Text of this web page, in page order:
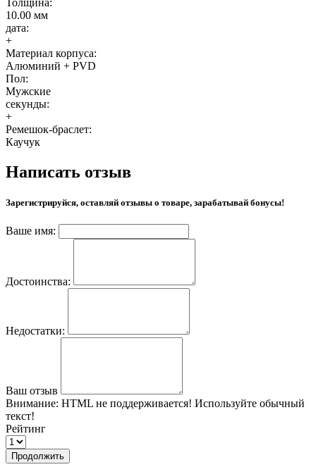
10.00 мм
дата:
+
Материал корпуса:
Алюминий + PVD
Пол:
Мужские
секунды:
+
Ремешок-браслет:
Каучук
Написать отзыв
Зарегистрируйся, оставляй отзывы о товаре, зарабатывай бонусы!
Ваше имя:
Достоинства:
Недостатки:
Ваш отзыв
Внимание: HTML не поддерживается! Используйте обычный
текст!
Рейтинг
Продолжить